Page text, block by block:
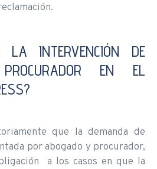
LA INTERVENCIÓN DE
EN EL
que la demanda de
por abogado y procurador,
a los casos en que la